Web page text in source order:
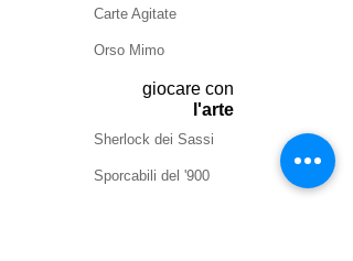
Carte Agitate
Orso Mimo
giocare con
l'arte
Sherlock dei Sassi
Sporcabili del '900